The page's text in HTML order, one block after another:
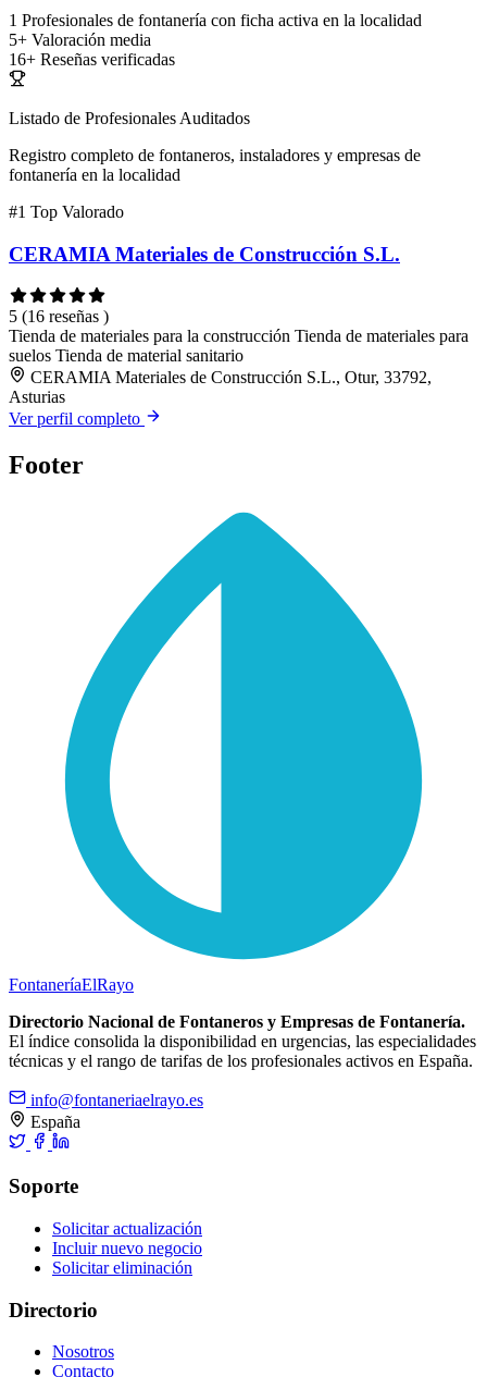
1 Profesionales de fontanería con ficha activa en la localidad
5+ Valoración media
16+ Reseñas verificadas
Listado de Profesionales Auditados
Registro completo de fontaneros, instaladores y empresas de
fontanería en la localidad
#1 Top Valorado
CERAMIA Materiales de Construcción S.L.
5 (16 reseñas )
Tienda de materiales para la construcción Tienda de materiales para
suelos Tienda de material sanitario
CERAMIA Materiales de Construcción S.L., Otur, 33792,
Asturias
Ver perfil completo
Footer
FontaneríaElRayo
Directorio Nacional de Fontaneros y Empresas de Fontanería.
El índice consolida la disponibilidad en urgencias, las especialidades
técnicas y el rango de tarifas de los profesionales activos en España.
info@fontaneriaelrayo.es
España
Soporte
Solicitar actualización
Incluir nuevo negocio
Solicitar eliminación
Directorio
Nosotros
Contacto